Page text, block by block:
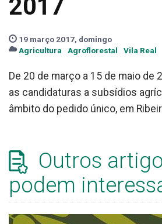
2017
19 março 2017, domingo
Agricultura
Agroflorestal Vila Real
De 20 de março a 15 de maio de
as candidaturas a subsídios
âmbito do pedido único, em
Outros
podem